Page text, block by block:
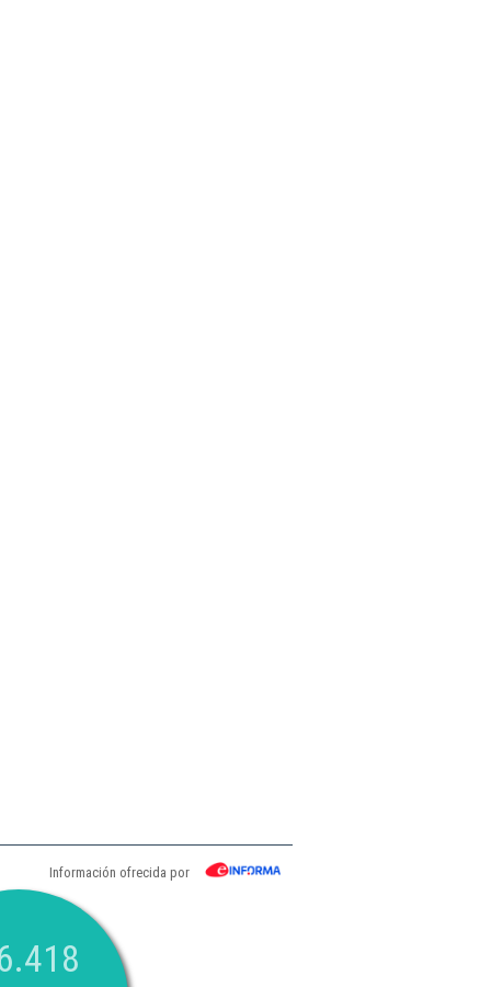
Información ofrecida por